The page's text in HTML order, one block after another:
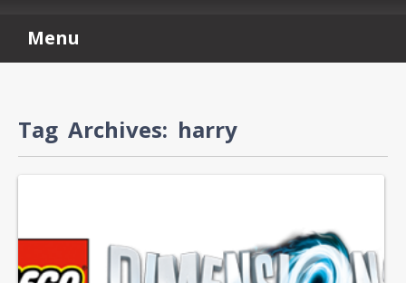
Menu
Tag Archives: harry